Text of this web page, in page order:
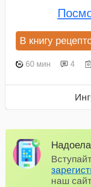
В книгу
60 мин 4
наш